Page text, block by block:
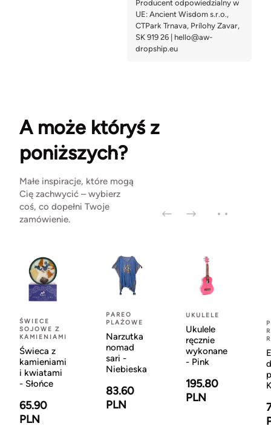
A może któryś z
poniższych?
Małe inspiracje, które mogą
Cię zachwycić – wybierz
coś, co dopełni Twoje
zamówienie.
ŚWIECE
SOJOWE Z
KAMIENIAMI
Świeca z
kamieniami
i kwiatami
- Słońce
65.90
PLN
PAREO
PLAŻOWE
Narzutka
nomad
sari -
Niebieska
83.60
PLN
UKULELE
Ukulele
ręcznie
wykonane
- Pink
195.80
PLN